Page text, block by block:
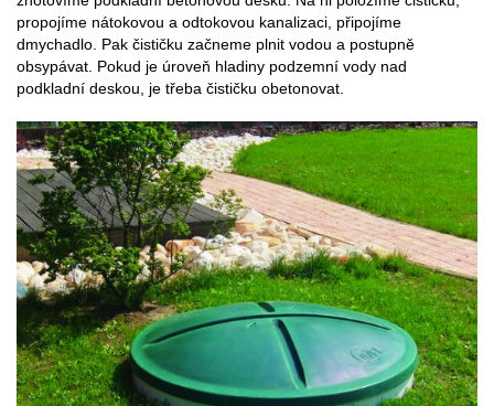
propojíme nátokovou a odtokovou kanalizaci, připojíme
dmychadlo. Pak čističku začneme plnit vodou a postupně
obsypávat. Pokud je úroveň hladiny podzemní vody nad
podkladní deskou, je třeba čističku obetonovat.